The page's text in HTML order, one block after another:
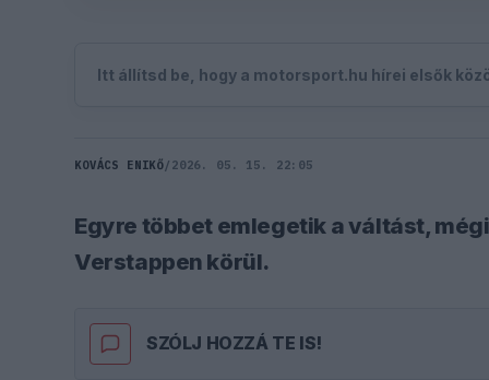
Itt állítsd be, hogy a motorsport.hu hírei elsők
KOVÁCS ENIKŐ/ 2026. 05. 15. 22:05
Egyre többet emlegetik a váltást,
Verstappen körül.
SZÓLJ HOZZÁ TE IS!